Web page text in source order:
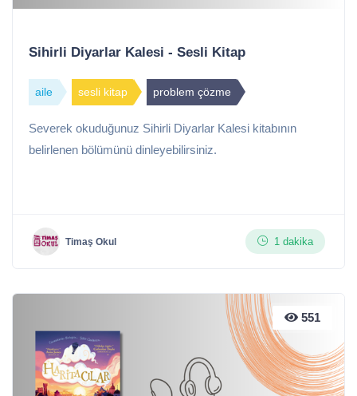
Sihirli Diyarlar Kalesi - Sesli Kitap
aile sesli kitap problem çözme
Severek okuduğunuz Sihirli Diyarlar Kalesi kitabının
belirlenen bölümünü dinleyebilirsiniz.
Timaş Okul 1 dakika
551